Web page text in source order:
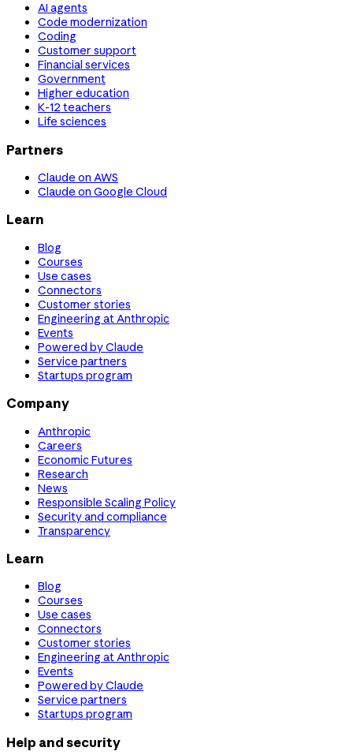
AI agents
Code modernization
Coding
Customer support
Financial services
Government
Higher education
K-12 teachers
Life sciences
Partners
Claude on AWS
Claude on Google Cloud
Learn
Blog
Courses
Use cases
Connectors
Customer stories
Engineering at Anthropic
Events
Powered by Claude
Service partners
Startups program
Company
Anthropic
Careers
Economic Futures
Research
News
Responsible Scaling Policy
Security and compliance
Transparency
Learn
Blog
Courses
Use cases
Connectors
Customer stories
Engineering at Anthropic
Events
Powered by Claude
Service partners
Startups program
Help and security